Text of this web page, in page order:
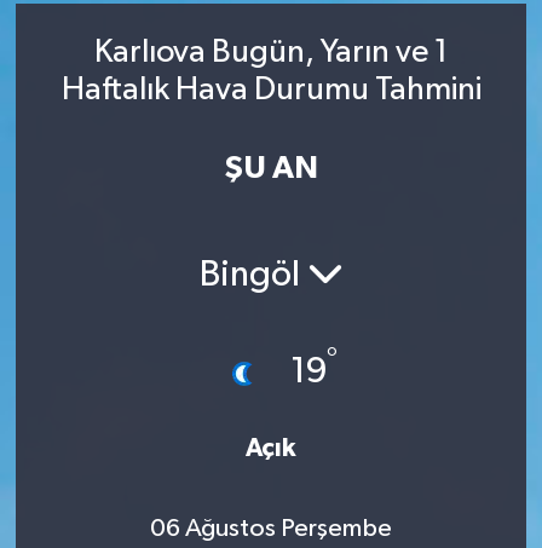
Karlıova Bugün, Yarın ve 1
Haftalık Hava Durumu Tahmini
ŞU AN
Bingöl
19°
Açık
06 Ağustos Perşembe
RESMİ İLAN
BİLİM VE TEKNOLOJİ
RESMİ İLAN
Yaşam